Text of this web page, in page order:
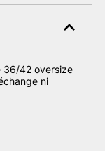
36/42 oversize
ni